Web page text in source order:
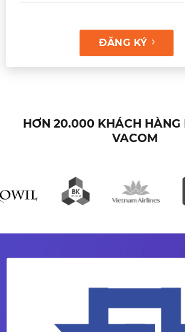
ĐĂNG KÝ
HƠN 20.000 KHÁCH HÀNG
VACOM